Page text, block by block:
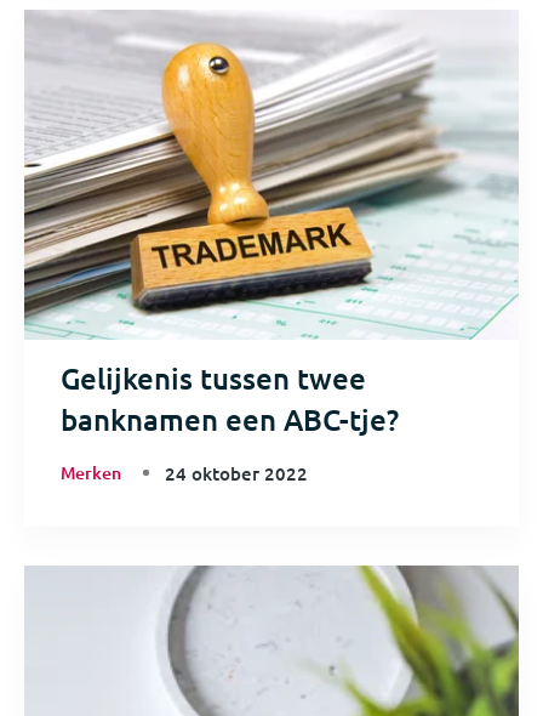
Gelijkenis tussen twee
banknamen een ABC-tje?
Merken 24 oktober 2022